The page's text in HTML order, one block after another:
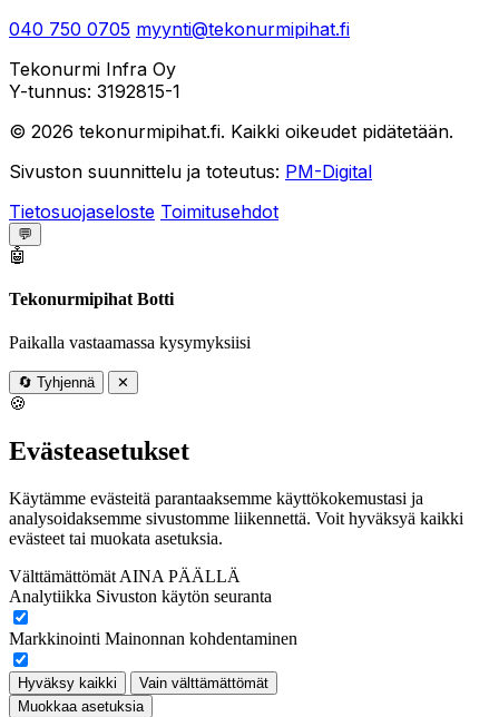
040 750 0705 myynti@tekonurmipihat.fi
Tekonurmi Infra Oy
Y-tunnus: 3192815-1
© 2026 tekonurmipihat.fi. Kaikki oikeudet pidätetään.
Sivuston suunnittelu ja toteutus: PM-Digital
Tietosuojaseloste Toimitusehdot
💬
🤖
Tekonurmipihat Botti
Paikalla vastaamassa kysymyksiisi
🔄 Tyhjennä ✕
🍪
Evästeasetukset
Käytämme evästeitä parantaaksemme käyttökokemustasi ja
analysoidaksemme sivustomme liikennettä. Voit hyväksyä kaikki
evästeet tai muokata asetuksia.
Välttämättömät AINA PÄÄLLÄ
Analytiikka Sivuston käytön seuranta
Markkinointi Mainonnan kohdentaminen
Hyväksy kaikki
Vain välttämättömät
Muokkaa asetuksia